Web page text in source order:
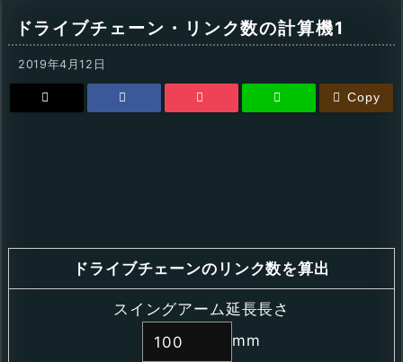
ドライブチェーン・リンク数の計算機1
2019年4月12日
Copy
ドライブチェーンのリンク数を算出
スイングアーム延長長さ
mm